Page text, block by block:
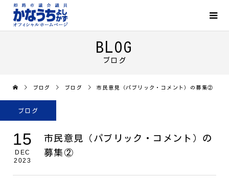
BLOG
ブログ
ブログ ブログ 市民意見（パブリック・コメント）の募集②
ブログ
15
DEC
2023
市民意見（パブリック・コメント）の
募集②